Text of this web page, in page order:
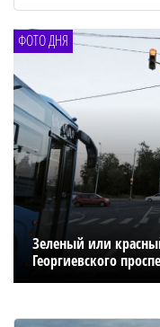
ФОТО ДНЯ
Зеленый или
Георгиевского